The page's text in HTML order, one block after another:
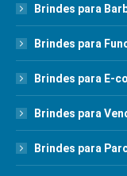
Brindes para
Brindes para
Brindes para E-
Brindes para
Brindes para